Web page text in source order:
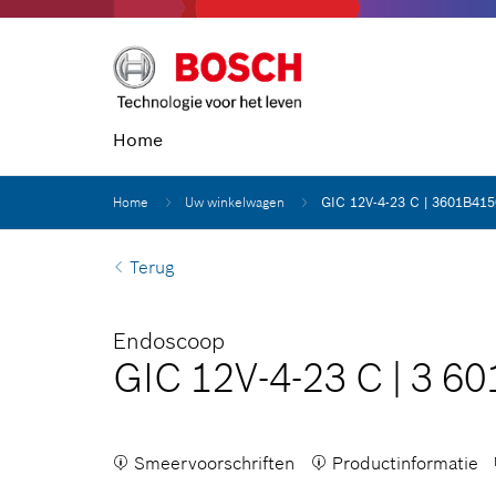
Home
Home Uw winkelwagen GIC 12V-4-23 C |
Terug
Endoscoop
GIC 12V-4-23 C | 3
Smeervoorschriften Productinformatie